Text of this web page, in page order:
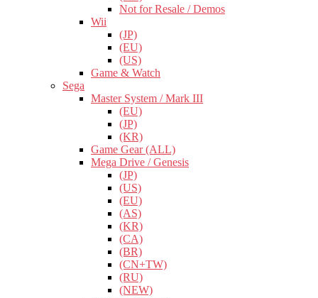
Not for Resale / Demos
Wii
(JP)
(EU)
(US)
Game & Watch
Sega
Master System / Mark III
(EU)
(JP)
(KR)
Game Gear (ALL)
Mega Drive / Genesis
(JP)
(US)
(EU)
(AS)
(KR)
(CA)
(BR)
(CN+TW)
(RU)
(NEW)